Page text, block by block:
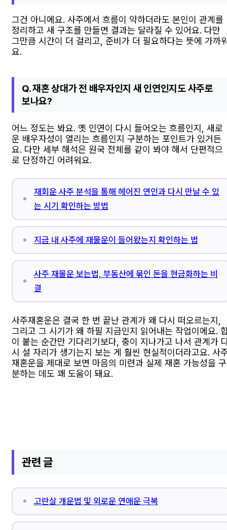
그건 아니에요. 사주에서 흐름이 약하더라도 본인이 관계를
정리하고 새 구조를 만들면 결과는 달라질 수 있어요. 다만
그만큼 시간이 더 걸리고, 준비가 더 필요하다는 뜻에 가까
요.
Q. 재혼 상대가 전 배우자인지 새 인연인지도 사주로
보나요?
어느 정도는 봐요. 옛 인연이 다시 들어오는 흐름인지, 새로
운 배우자성이 열리는 흐름인지 구분하는 포인트가 있거든
요. 다만 세부 해석은 원국 전체를 같이 봐야 해서 단편적으
로 단정하긴 어려워요.
재회운 사주 분석을 통해 헤어진 연인과 다시 만날 수 있
는 시기 확인하는 방법
지금 내 사주에 재물운이 들어왔는지 확인하는 법
사주 재물운 보는법, 부동산에 묶인 돈을 현금화하는 비
결
사주재혼운은 결국 한 번 끝난 관계가 왜 다시 떠오르는지,
그리고 그 시기가 왜 하필 지금인지 읽어내는 작업이에요.
이 붙는 순간만 기다리기보다, 충이 지나가고 나서 관계가
시 설 자리가 생기는지 보는 게 훨씬 현실적이더라고요. 사
재혼운을 제대로 보면 마음의 미련과 실제 재혼 가능성을 구
분하는 데도 꽤 도움이 돼요.
관련 글
고란살 개운법 및 외로운 연애운 극복